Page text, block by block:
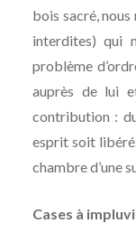
bois sacré,
interdites) qui
problème
auprès de lui
contribution :
esprit soit
chambre d’une
Cases à